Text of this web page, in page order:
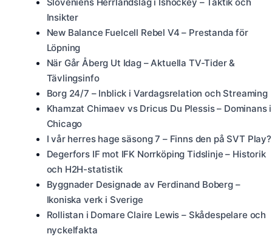
Insikter
New Balance Fuelcell Rebel V4 – Prestanda för
Löpning
När Går Åberg Ut Idag – Aktuella TV-Tider &
Tävlingsinfo
Borg 24/7 – Inblick i Vardagsrelation och Streaming
Khamzat Chimaev vs Dricus Du Plessis – Dominans i
Chicago
I vår herres hage säsong 7 – Finns den på SVT Play?
Degerfors IF mot IFK Norrköping Tidslinje – Historik
och H2H-statistik
Byggnader Designade av Ferdinand Boberg –
Ikoniska verk i Sverige
Rollistan i Domare Claire Lewis – Skådespelare och
nyckelfakta